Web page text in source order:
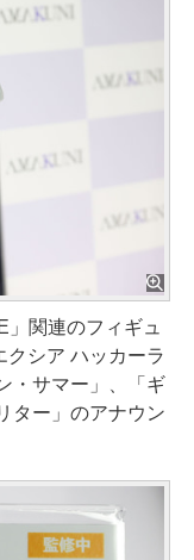
関連のフィギュ
シア ハッカーラ
・サマー」、「ギ
ター」のアナウン